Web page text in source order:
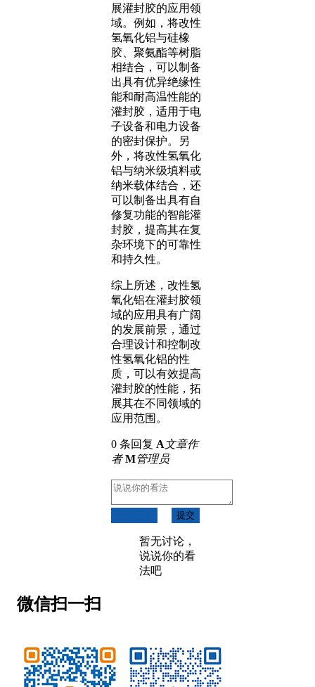
展灌封胶的应用领
域。例如，将改性
氢氧化铝与硅橡
胶、聚氨酯等树脂
相结合，可以制备
出具有优异绝缘性
能和耐高温性能的
灌封胶，适用于电
子设备和电力设备
的密封保护。另
外，将改性氢氧化
铝与纳米级填料或
纳米载体结合，还
可以制备出具有自
修复功能的智能灌
封胶，提高其在复
杂环境下的可靠性
和持久性。
综上所述，改性氢
氧化铝在灌封胶领
域的应用具有广阔
的发展前景，通过
合理设计和控制改
性氢氧化铝的性
质，可以有效提高
灌封胶的性能，拓
展其在不同领域的
应用范围。
0 条回复 A文章作
者 M管理员
提交
暂无讨论，
说说你的看
法吧
微信扫一扫